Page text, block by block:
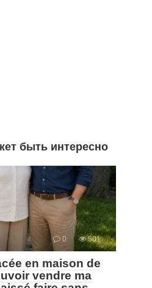
быть интересно
0 501
en maison de
vendre ma